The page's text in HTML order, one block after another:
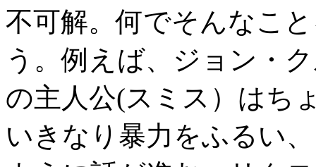
不可解。何でそんなこ
う。例えば、ジョン・
の主人公(スミス）はち
いきなり暴力をふるい